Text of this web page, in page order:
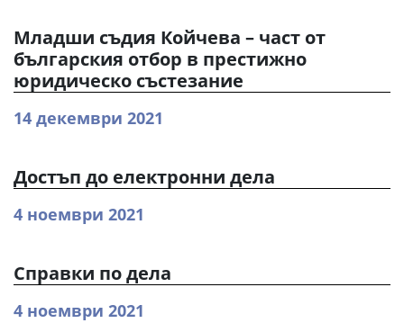
Младши съдия Койчева – част от
българския отбор в престижно
юридическо състезание
14 декември 2021
Достъп до електронни дела
4 ноември 2021
Справки по дела
4 ноември 2021